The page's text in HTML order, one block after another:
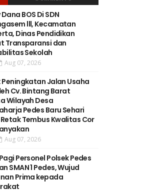
BOS Di SDN
lll, Kecamatan
Dinas Pendidikan
Transparansi dan
Sekolah
Aug 07, 2026
Peningkatan Jalan Usaha
Cv. Bintang Barat
Wilayah Desa
Pedes Baru Sehari
Tembus Kwalitas Cor
Aug 07, 2026
Personel Polsek Pedes
SMAN 1 Pedes, Wujud
Prima kepada